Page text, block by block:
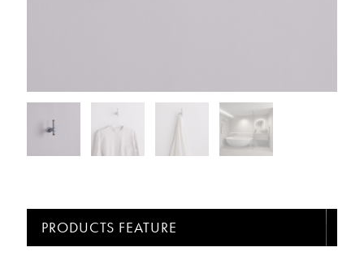
PRODUCTS FEATURE